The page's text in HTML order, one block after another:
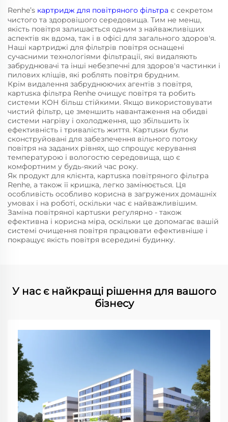
Renhe’s картридж для повітряного фільтра є секретом
чистого та здоровішого середовища. Тим не менш,
якість повітря залишається одним з найважливіших
аспектів як вдома, так і в офісі для загального здоров'я.
Наші картриджі для фільтрів повітря оснащені
сучасними технологіями фільтрації, які видаляють
забруднювачі та інші небезпечні для здоров'я частинки і
пилових кліщів, які роблять повітря брудним.
Крім видалення забруднюючих агентів з повітря,
картusка фільтра Renhe очищує повітря та робить
системи КОН більш стійкими. Якщо використовувати
чистий фільтр, це зменшить навантаження на обидві
системи нагріву і охолодження, що збільшить їх
ефективність і тривалість життя. Картusки були
сконструйовані для забезпечення вільного потоку
повітря на заданих рівнях, що спрощує керування
температурою і вологостю середовища, що є
комфортним у будь-який час року.
Як продукт для клієнтa, картusка повітряного фільтра
Renhe, а також її кришка, легко замінюється. Ця
особливість особливо корисна в загружених домашніх
умовах і на роботі, оскільки час є найважливішим.
Заміна повітряної картusки регулярно - також
ефективна і корисна міра, оскільки це допомагає вашій
системі очищення повітря працювати ефективніше і
покращує якість повітря всередині будинку.
У нас є найкращі рішення для вашого
бізнесу